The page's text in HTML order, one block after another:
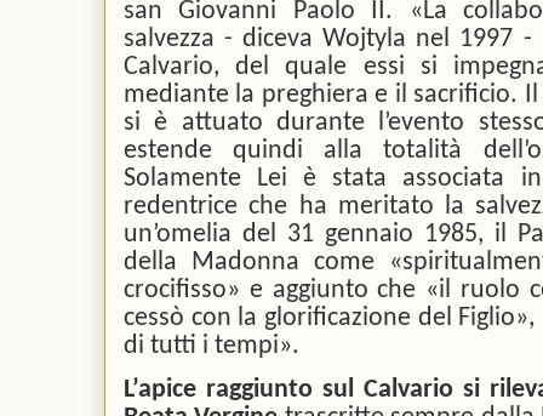
san Giovanni Paolo II. «La
salvezza - diceva Wojtyla nel 1997
Calvario, del quale essi si
mediante la preghiera e il sacrificio.
si è attuato durante l’evento
estende quindi alla totalità
Solamente Lei è stata associata
redentrice che ha meritato la
un’omelia del 31 gennaio 1985, il
della Madonna come
crocifisso» e aggiunto che «il ruolo
cessò con la glorificazione del
di tutti i tempi».
L’apice raggiunto sul Calvario si